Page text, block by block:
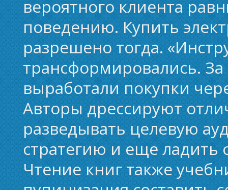
вероятного клиента
поведению. Купить
разрешено тогда.
трансформировались.
выработали покупки
Авторы дрессируют
разведывать целевую
стратегию и еще
Чтение книг также